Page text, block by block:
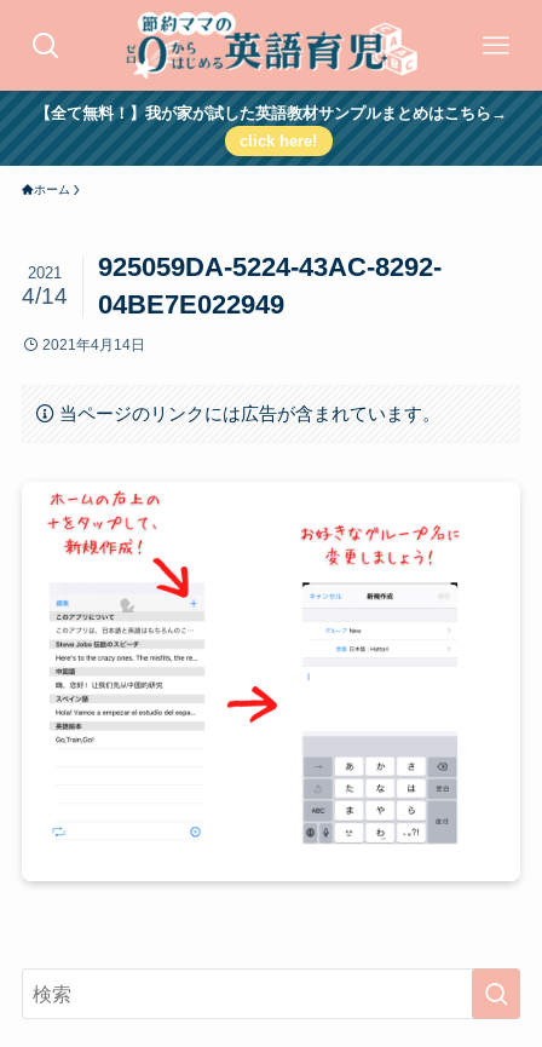
【全て無料！】我が家が試した英語教材サンプルまとめはこちら→
click here!
ホーム
925059DA-5224-43AC-8292-
04BE7E022949
2021
4/14
2021年4月14日
当ページのリンクには広告が含まれています。